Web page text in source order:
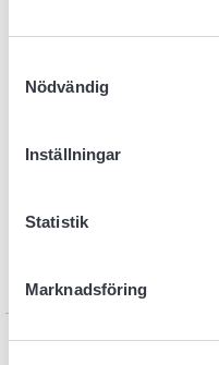
Nödvändig
Inställningar
Statistik
Marknadsföring
Statsrådets
Höns –
Minneslista för dig